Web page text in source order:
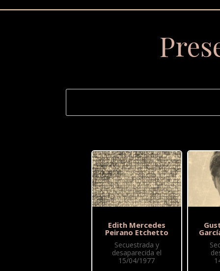
Edith Mercedes
Peirano Etchetto
Secuestrada y
desaparecida el
15/04/1977